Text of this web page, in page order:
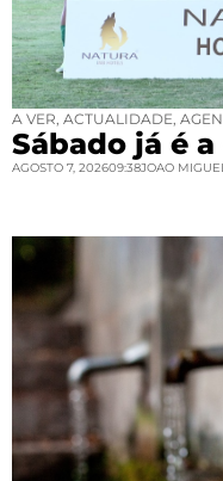
A VER, ACTUALIDADE,
Sábado já é
AGOSTO 7, 202609:38JOAO